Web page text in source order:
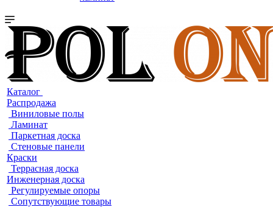
Каталог
Распродажа
Виниловые полы
Ламинат
Паркетная доска
Стеновые панели
Краски
Террасная доска
Инженерная доска
Регулируемые опоры
Сопутствующие товары